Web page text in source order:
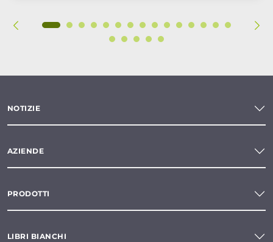
NOTIZIE
AZIENDE
PRODOTTI
LIBRI BIANCHI